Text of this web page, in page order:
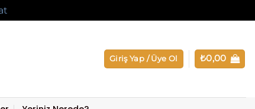
Giriş Yap / Üye Ol ₺0,00